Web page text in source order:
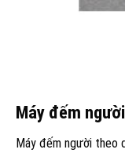
Máy đếm
Máy đếm người theo